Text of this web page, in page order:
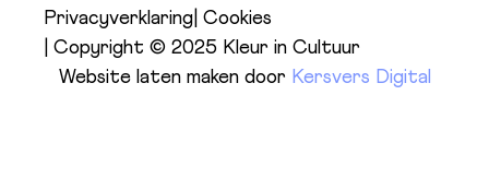
Privacyverklaring | Cookies
| Copyright © 2025 Kleur in Cultuur
Website laten maken door Kersvers Digital